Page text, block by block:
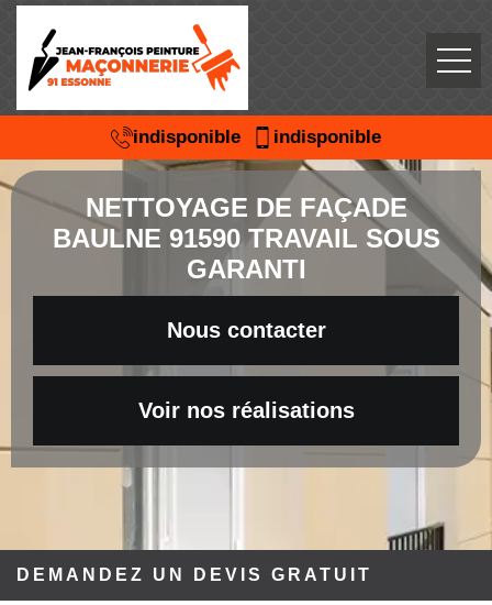
indisponible indisponible
NETTOYAGE DE FAÇADE
BAULNE 91590 TRAVAIL SOUS
GARANTI
Nous contacter
Voir nos réalisations
DEMANDEZ UN DEVIS GRATUIT